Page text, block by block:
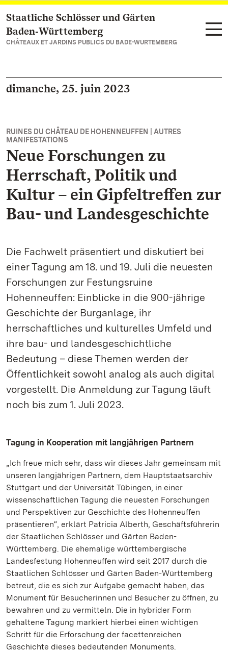
Vers la page d’accueil
Staatliche Schlösser und Gärten
Baden‑Württemberg
CHÂTEAUX ET JARDINS PUBLICS DU BADE-WURTEMBERG
dimanche, 25. juin 2023
RUINES DU CHÂTEAU DE HOHENNEUFFEN | AUTRES
MANIFESTATIONS
Neue Forschungen zu
Herrschaft, Politik und
Kultur – ein Gipfeltreffen zur
Bau- und Landesgeschichte
Die Fachwelt präsentiert und diskutiert bei
einer Tagung am 18. und 19. Juli die neuesten
Forschungen zur Festungsruine
Hohenneuffen: Einblicke in die 900-jährige
Geschichte der Burganlage, ihr
herrschaftliches und kulturelles Umfeld und
ihre bau- und landesgeschichtliche
Bedeutung – diese Themen werden der
Öffentlichkeit sowohl analog als auch digital
vorgestellt. Die Anmeldung zur Tagung läuft
noch bis zum 1. Juli 2023.
Tagung in Kooperation mit langjährigen Partnern
„Ich freue mich sehr, dass wir dieses Jahr gemeinsam mit
unseren langjährigen Partnern, dem Hauptstaatsarchiv
Stuttgart und der Universität Tübingen, in einer
wissenschaftlichen Tagung die neuesten Forschungen
und Perspektiven zur Geschichte des Hohenneuffen
präsentieren“, erklärt Patricia Alberth, Geschäftsführerin
der Staatlichen Schlösser und Gärten Baden-
Württemberg. Die ehemalige württembergische
Landesfestung Hohenneuffen wird seit 2017 durch die
Staatlichen Schlösser und Gärten Baden-Württemberg
betreut, die es sich zur Aufgabe gemacht haben, das
Monument für Besucherinnen und Besucher zu öffnen, zu
bewahren und zu vermitteln. Die in hybrider Form
gehaltene Tagung markiert hierbei einen wichtigen
Schritt für die Erforschung der facettenreichen
Geschichte dieses bedeutenden Monuments.